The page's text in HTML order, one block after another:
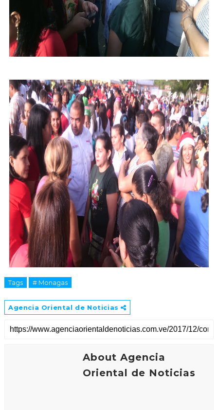
Tags # Monagas
Agencia Oriental de Noticias
About Agencia
Oriental de Noticias